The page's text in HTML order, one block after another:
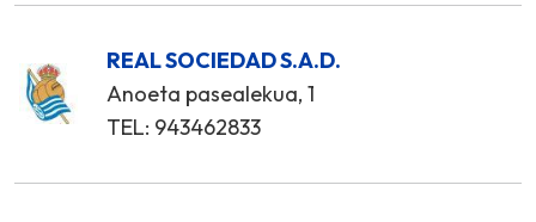
REAL SOCIEDAD S.A.D.
Anoeta pasealekua, 1
TEL: 943462833